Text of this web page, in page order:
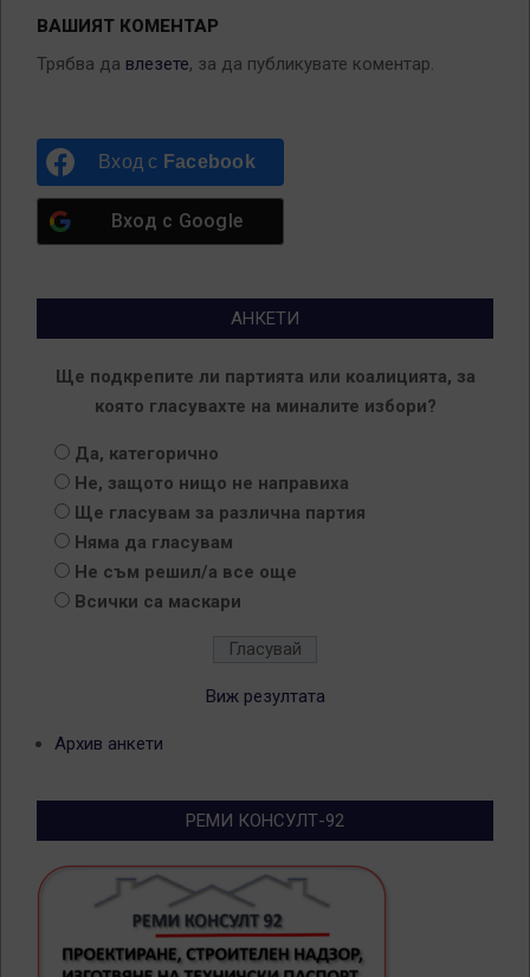
ВАШИЯТ КОМЕНТАР
Трябва да влезете, за да публикувате коментар.
Вход с Facebook
Вход с Google
АНКЕТИ
Ще подкрепите ли партията или коалицията, за
която гласувахте на миналите избори?
Да, категорично
Не, защото нищо не направиха
Ще гласувам за различна партия
Няма да гласувам
Не съм решил/а все още
Всички са маскари
Виж резултата
Архив анкети
РЕМИ КОНСУЛТ-92